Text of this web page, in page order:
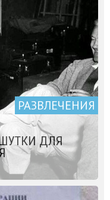
РАЗВЛЕЧЕНИЯ
ДЛЯ